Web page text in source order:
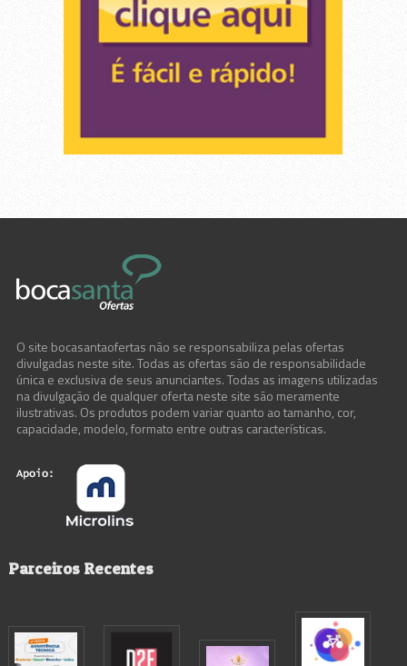
O site bocasantaofertas não se responsabiliza pelas ofertas
divulgadas neste site. Todas as ofertas são de responsabilidade
única e exclusiva de seus anunciantes. Todas as imagens utilizadas
na divulgação de qualquer oferta neste site são meramente
ilustrativas. Os produtos podem variar quanto ao tamanho, cor,
capacidade, modelo, formato entre outras características.
Parceiros Recentes